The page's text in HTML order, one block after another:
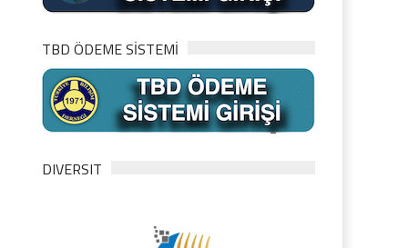
TBD ÖDEME SİSTEMİ
DIVERSIT